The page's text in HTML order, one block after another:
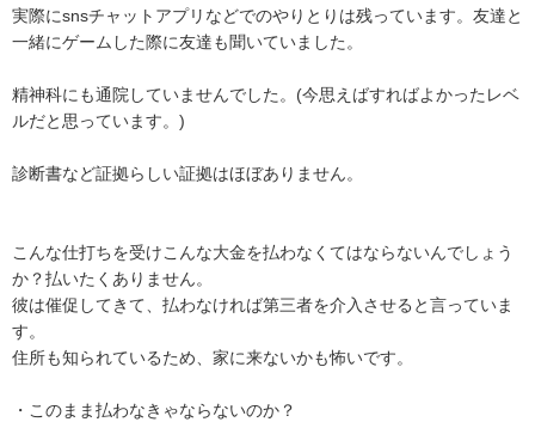
実際にsnsチャットアプリなどでのやりとりは残っています。友達と
一緒にゲームした際に友達も聞いていました。
精神科にも通院していませんでした。(今思えばすればよかったレベ
ルだと思っています。)
診断書など証拠らしい証拠はほぼありません。
こんな仕打ちを受けこんな大金を払わなくてはならないんでしょう
か？払いたくありません。
彼は催促してきて、払わなければ第三者を介入させると言っていま
す。
住所も知られているため、家に来ないかも怖いです。
・このまま払わなきゃならないのか？